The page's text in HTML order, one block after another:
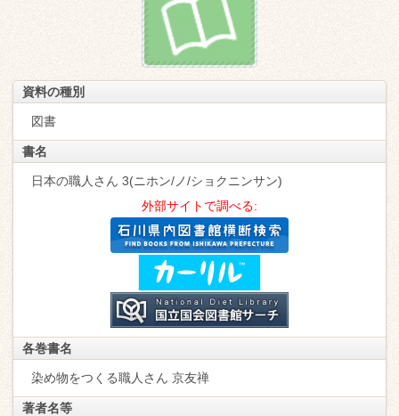
資料の種別
図書
書名
日本の職人さん 3(ニホン/ノ/ショクニンサン)
外部サイトで調べる:
各巻書名
染め物をつくる職人さん 京友禅
著者名等